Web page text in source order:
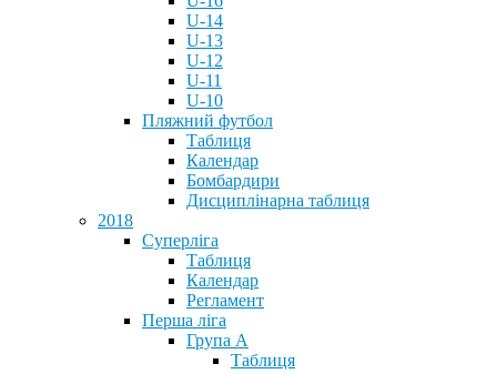
U-14
U-13
U-12
U-11
U-10
Пляжний футбол
Таблиця
Календар
Бомбардири
Дисциплінарна таблиця
2018
Суперліга
Таблиця
Календар
Регламент
Перша ліга
Група А
Таблиця